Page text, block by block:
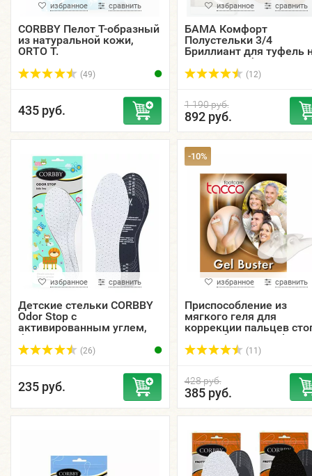
избранное сравнить
CORBBY Пелот Т-образный
из натуральной кожи,
ORTO T.
(49)
435 руб.
избранное сравнить
БАМА Комфорт
Полустельки 3/4
Бриллиант для туфель
высоком каблуке.
(12)
1 190 руб.
892 руб.
избранное сравнить
Детские стельки CORBBY
Odor Stop с
активированным углем,
безразмерные.
(26)
235 руб.
-10%
избранное сравнить
Приспособление из
мягкого геля для
коррекции пальцев
TACCO footcare Gel-
(11)
428 руб.
385 руб.